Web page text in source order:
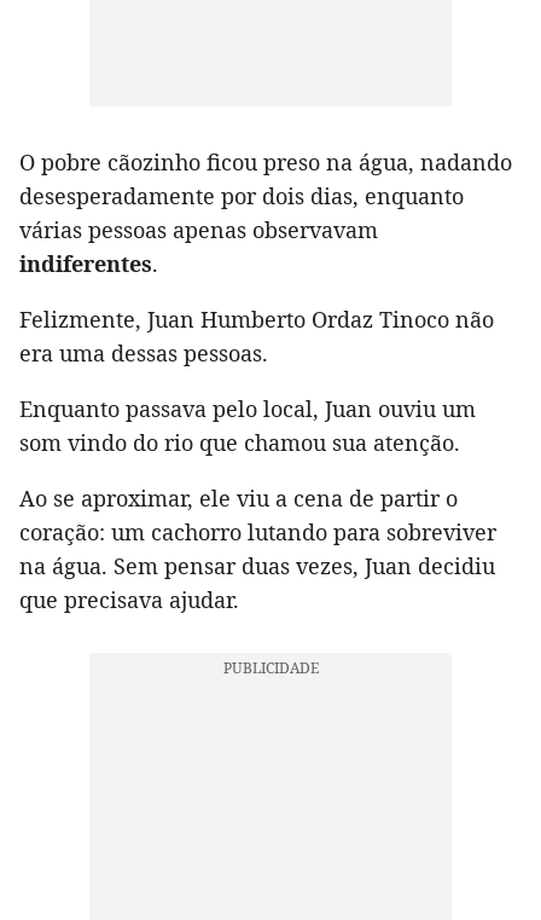
O pobre cãozinho ficou preso na água, nadando
desesperadamente por dois dias, enquanto
várias pessoas apenas observavam
indiferentes.
Felizmente, Juan Humberto Ordaz Tinoco não
era uma dessas pessoas.
Enquanto passava pelo local, Juan ouviu um
som vindo do rio que chamou sua atenção.
Ao se aproximar, ele viu a cena de partir o
coração: um cachorro lutando para sobreviver
na água. Sem pensar duas vezes, Juan decidiu
que precisava ajudar.